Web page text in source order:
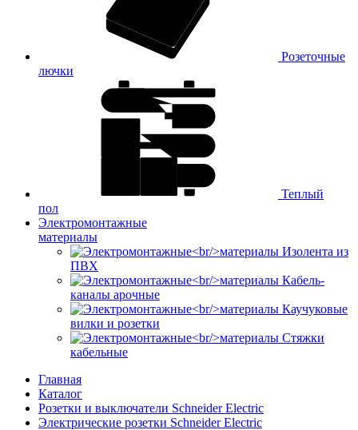
Розеточные
лючки
Теплый
пол
Электромонтажные
материалы
Изолента из
ПВХ
Кабель-
каналы арочные
Каучуковые
вилки и розетки
Стяжки
кабельные
Главная
Каталог
Розетки и выключатели Schneider Electric
Электрические розетки Schneider Electric